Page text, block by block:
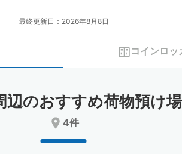
the
select
Press
the
select
the
最終更新日：2026年8月8日
コインロッ
辺のおすすめ荷物預け
4件